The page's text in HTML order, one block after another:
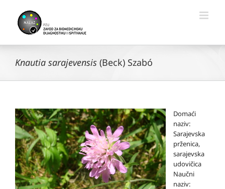
content
Knautia sarajevensis (Beck) Szabó
Domaći
naziv:
Sarajevska
prženica,
sarajevska
udovičica
Naučni
naziv: